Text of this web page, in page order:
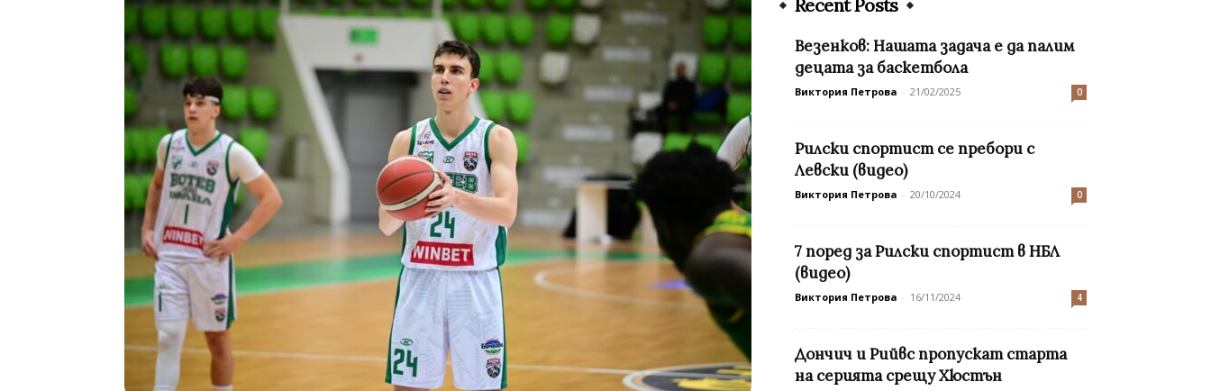
Recent Posts
Везенков: Нашата задача е да палим
децата за баскетбола
Виктория Петрова - 21/02/2025 0
Рилски спортист се пребори с
Левски (видео)
Виктория Петрова - 20/10/2024 0
7 поред за Рилски спортист в НБЛ
(видео)
Виктория Петрова - 16/11/2024 4
Дончич и Рийвс пропускат старта
на серията срещу Хюстън